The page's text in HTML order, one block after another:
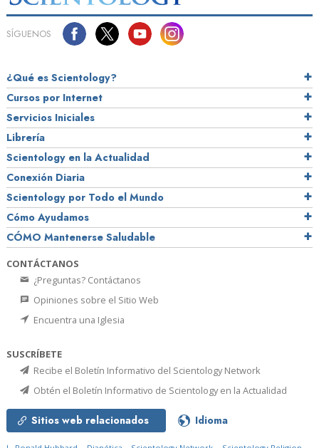
SÍGUENOS
¿Qué es Scientology?
Cursos por Internet
Servicios Iniciales
Librería
Scientology en la Actualidad
Conexión Diaria
Scientology por Todo el Mundo
Cómo Ayudamos
CÓMO Mantenerse Saludable
CONTÁCTANOS
¿Preguntas? Contáctanos
Opiniones sobre el Sitio Web
Encuentra una Iglesia
SUSCRÍBETE
Recibe el Boletín Informativo del Scientology Network
Obtén el Boletín Informativo de Scientology en la Actualidad
Sitios web relacionados Idioma